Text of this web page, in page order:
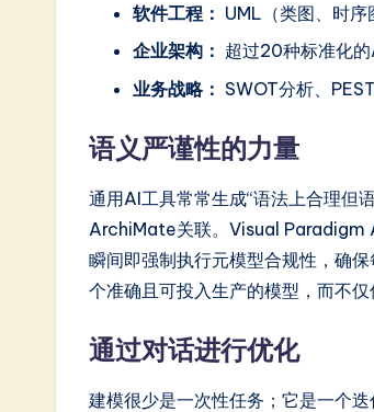
ft
w
软件工程： UML（类图、时序
企业架构： 超过20种标准化
业务战略： SWOT分析、
语义严谨性的力量
通用AI工具常常生成“语法上合理但
ArchiMate关联。Visual Paradigm
瞬间即强制执行元模型合规性，确
个准确且可投入生产的模型，而不仅
通过对话进行优化
建模很少是一次性任务；它是一个